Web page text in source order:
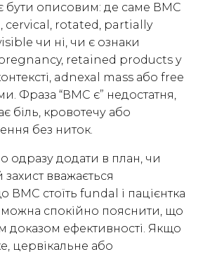
бути описовим: де саме ВМС
cervical, rotated, partially
чи ні, чи є ознаки
retained products у
adnexal mass або free
Фраза “ВМС є” недостатня,
біль, кровотечу або
без ниток.
одразу додати в план, чи
вважається
стоїть fundal і пацієнтка
можна спокійно пояснити, що
доказом ефективності. Якщо
цервікальне або